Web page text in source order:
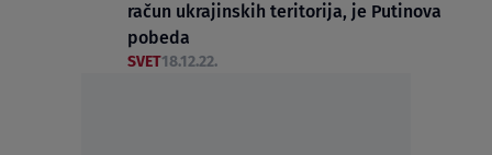
račun ukrajinskih teritorija, je Putinova
pobeda
SVET18.12.22.